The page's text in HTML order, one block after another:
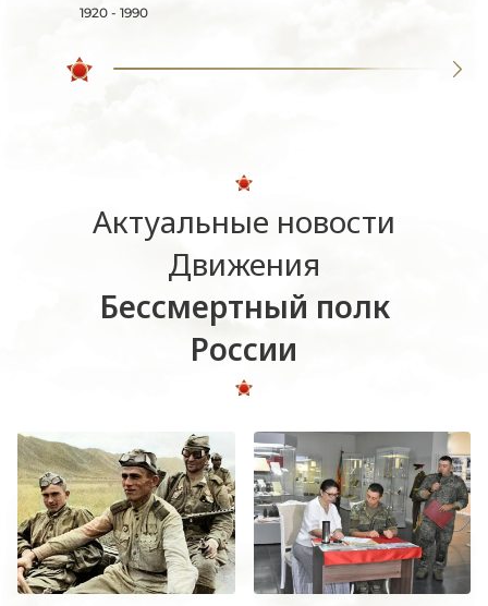
1920 - 1990
Актуальные новости
Движения
Бессмертный полк
России